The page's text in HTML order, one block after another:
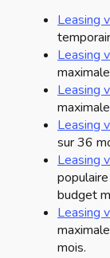
Leasing
Leasing
Leasing
Leasing
sur 36
Leasing
budget
Leasing
mois.